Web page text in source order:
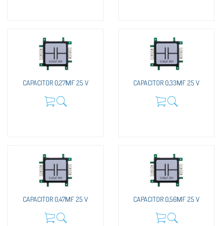
CAPACITOR 0,27ΜF 25 V CAPACITOR 0,33ΜF 25 V
CAPACITOR 0,47ΜF 25 V CAPACITOR 0,56ΜF 25 V